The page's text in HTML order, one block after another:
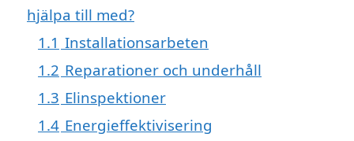
hjälpa till med?
1.1 Installationsarbeten
1.2 Reparationer och underhåll
1.3 Elinspektioner
1.4 Energieffektivisering